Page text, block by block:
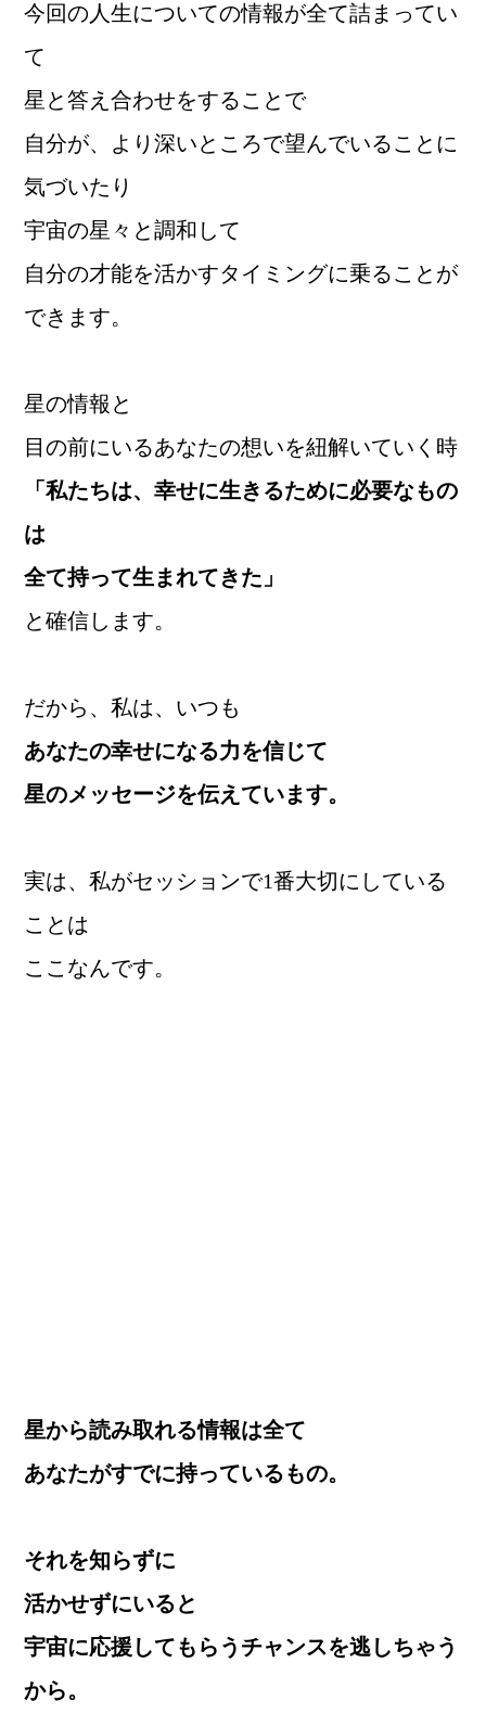
今回の人生についての情報が全て詰まってい
て
星と答え合わせをすることで
自分が、より深いところで望んでいることに
気づいたり
宇宙の星々と調和して
自分の才能を活かすタイミングに乗ることが
できます。
星の情報と
目の前にいるあなたの想いを紐解いていく時
「私たちは、幸せに生きるために必要なもの
は
全て持って生まれてきた」
と確信します。
だから、私は、いつも
あなたの幸せになる力を信じて
星のメッセージを伝えています。
実は、私がセッションで1番大切にしている
ことは
ここなんです。
星から読み取れる情報は全て
あなたがすでに持っているもの。
それを知らずに
活かせずにいると
宇宙に応援してもらうチャンスを逃しちゃう
から。